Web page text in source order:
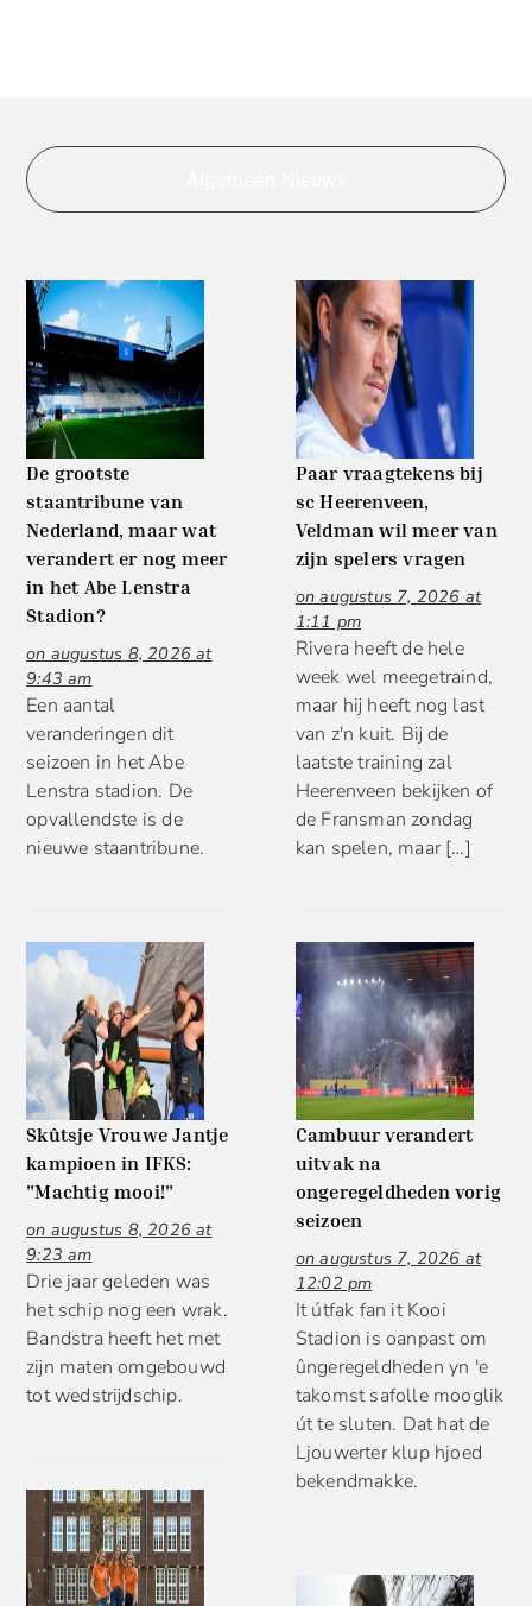
De grootste
staantribune van
Nederland, maar wat
verandert er nog meer
in het Abe Lenstra
Stadion?
on augustus 8, 2026 at
9:43 am
Een aantal
veranderingen dit
seizoen in het Abe
Lenstra stadion. De
opvallendste is de
nieuwe staantribune.
Skûtsje Vrouwe Jantje
kampioen in IFKS:
"Machtig mooi!"
on augustus 8, 2026 at
9:23 am
Drie jaar geleden was
het schip nog een wrak.
Bandstra heeft het met
zijn maten omgebouwd
tot wedstrijdschip.
Paar vraagtekens bij
sc Heerenveen,
Veldman wil meer van
zijn spelers vragen
on augustus 7, 2026 at
1:11 pm
Rivera heeft de hele
week wel meegetraind,
maar hij heeft nog last
van z'n kuit. Bij de
laatste training zal
Heerenveen bekijken of
de Fransman zondag
kan spelen, maar […]
Cambuur verandert
uitvak na
ongeregeldheden vorig
seizoen
on augustus 7, 2026 at
12:02 pm
It útfak fan it Kooi
Stadion is oanpast om
ûngeregeldheden yn 'e
takomst safolle mooglik
út te sluten. Dat hat de
Ljouwerter klup hjoed
bekendmakke.